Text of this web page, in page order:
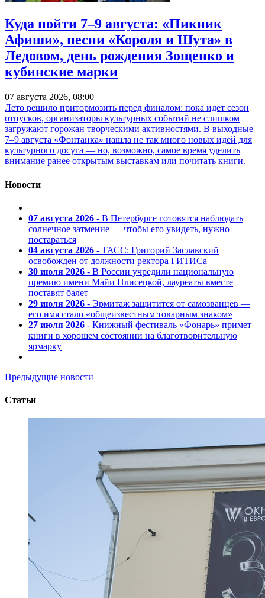
Куда пойти 7–9 августа: «Пикник
Афиши», песни «Короля и Шута» в
Ледовом, день рождения Зощенко и
кубинские марки
07 августа 2026, 08:00
Лето решило притормозить перед финалом: пока идет сезон
отпусков, организаторы культурных событий не слишком
загружают горожан творческими активностями. В выходные
7–9 августа «Фонтанка» нашла не так много новых идей для
культурного досуга — но, возможно, самое время уделить
внимание ранее открытым выставкам или почитать книги.
Новости
07 августа 2026 - В Петербурге готовятся наблюдать
солнечное затмение — чтобы его увидеть, нужно
постараться
04 августа 2026 - ТАСС: Григорий Заславский
освобожден от должности ректора ГИТИСа
30 июля 2026 - В России учредили национальную
премию имени Майи Плисецкой, лауреаты вместе
поставят балет
29 июля 2026 - Эрмитаж защитится от самозванцев —
его имя стало «общеизвестным товарным знаком»
27 июля 2026 - Книжный фестиваль «Фонарь» примет
книги в хорошем состоянии на благотворительную
ярмарку
Предыдущие новости
Статьи